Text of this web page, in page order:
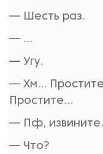
— Шесть раз.
— ...
— Угу.
— Хм...
Простите...
— Пф, извините.
— Что?